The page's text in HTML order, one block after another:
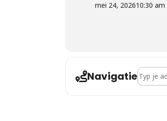
mei 24, 202610:30 am
NavigatieAdres -